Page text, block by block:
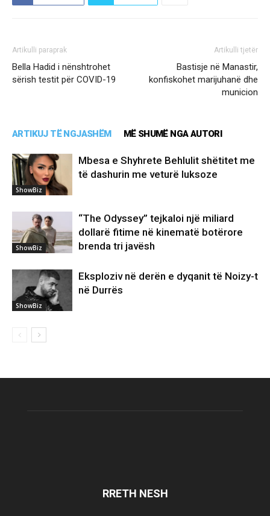
Artikulli paraprak
Bella Hadid i nënshtrohet
sërish testit për COVID-19
Artikulli tjetër
Bastisje në Manastir,
konfiskohet marijuhanë dhe
municion
ARTIKUJ TË NGJASHËM MË SHUMË NGA AUTORI
ShowBiz
Mbesa e Shyhrete Behlulit shëtitet me
të dashurin me veturë luksoze
ShowBiz
“The Odyssey” tejkaloi një miliard
dollarë fitime në kinematë botërore
brenda tri javësh
ShowBiz
Eksploziv në derën e dyqanit të Noizy-t
në Durrës
RRETH NESH